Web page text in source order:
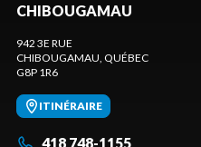
CHIBOUGAMAU
942 3E RUE
CHIBOUGAMAU , QUÉBEC
G8P 1R6
ITINÉRAIRE
418 748-1155